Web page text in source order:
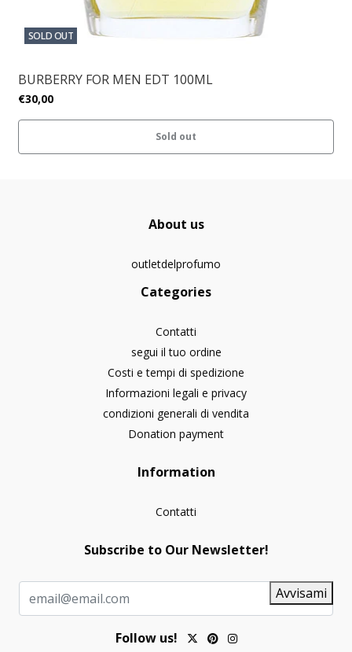
SOLD OUT
BURBERRY FOR MEN EDT 100ML
€30,00
Sold out
About us
outletdelprofumo
Categories
Contatti
segui il tuo ordine
Costi e tempi di spedizione
Informazioni legali e privacy
condizioni generali di vendita
Donation payment
Information
Contatti
Subscribe to Our Newsletter!
Avvisami
Follow us!